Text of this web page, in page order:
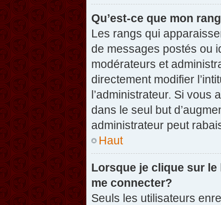
Qu’est-ce que mon
Les rangs qui
de messages postés ou
modérateurs et
directement modifier
l’administrateur. Si vous
dans le seul but
administrateur peut
Haut
Lorsque je clique sur
me connecter?
Seuls les utilisateurs